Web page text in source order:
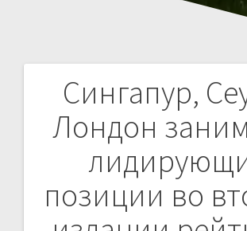
Сингапур,
Лондон
позиции во
Навигация
по
записям